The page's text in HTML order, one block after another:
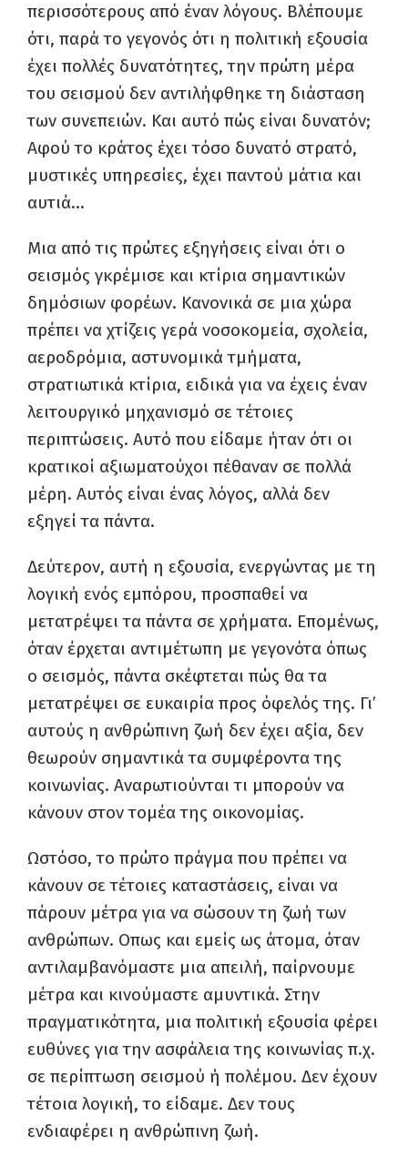
περισσότερους από έναν λόγους. Βλέπουμε
ότι, παρά το γεγονός ότι η πολιτική εξουσία
έχει πολλές δυνατότητες, την πρώτη μέρα
του σεισμού δεν αντιλήφθηκε τη διάσταση
των συνεπειών. Και αυτό πώς είναι δυνατόν;
Αφού το κράτος έχει τόσο δυνατό στρατό,
μυστικές υπηρεσίες, έχει παντού μάτια και
αυτιά…
Μια από τις πρώτες εξηγήσεις είναι ότι ο
σεισμός γκρέμισε και κτίρια σημαντικών
δημόσιων φορέων. Κανονικά σε μια χώρα
πρέπει να χτίζεις γερά νοσοκομεία, σχολεία,
αεροδρόμια, αστυνομικά τμήματα,
στρατιωτικά κτίρια, ειδικά για να έχεις έναν
λειτουργικό μηχανισμό σε τέτοιες
περιπτώσεις. Αυτό που είδαμε ήταν ότι οι
κρατικοί αξιωματούχοι πέθαναν σε πολλά
μέρη. Αυτός είναι ένας λόγος, αλλά δεν
εξηγεί τα πάντα.
Δεύτερον, αυτή η εξουσία, ενεργώντας με τη
λογική ενός εμπόρου, προσπαθεί να
μετατρέψει τα πάντα σε χρήματα. Επομένως,
όταν έρχεται αντιμέτωπη με γεγονότα όπως
ο σεισμός, πάντα σκέφτεται πώς θα τα
μετατρέψει σε ευκαιρία προς όφελός της. Γι’
αυτούς η ανθρώπινη ζωή δεν έχει αξία, δεν
θεωρούν σημαντικά τα συμφέροντα της
κοινωνίας. Αναρωτιούνται τι μπορούν να
κάνουν στον τομέα της οικονομίας.
Ωστόσο, το πρώτο πράγμα που πρέπει να
κάνουν σε τέτοιες καταστάσεις, είναι να
πάρουν μέτρα για να σώσουν τη ζωή των
ανθρώπων. Οπως και εμείς ως άτομα, όταν
αντιλαμβανόμαστε μια απειλή, παίρνουμε
μέτρα και κινούμαστε αμυντικά. Στην
πραγματικότητα, μια πολιτική εξουσία φέρει
ευθύνες για την ασφάλεια της κοινωνίας π.χ.
σε περίπτωση σεισμού ή πολέμου. Δεν έχουν
τέτοια λογική, το είδαμε. Δεν τους
ενδιαφέρει η ανθρώπινη ζωή.